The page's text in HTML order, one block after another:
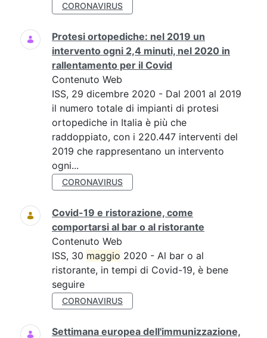
CORONAVIRUS
Protesi ortopediche: nel 2019 un
intervento ogni 2,4 minuti, nel 2020 in
rallentamento per il Covid
Contenuto Web
ISS, 29 dicembre 2020 - Dal 2001 al 2019
il numero totale di impianti di protesi
ortopediche in Italia è più che
raddoppiato, con i 220.447 interventi del
2019 che rappresentano un intervento
ogni...
CORONAVIRUS
Covid-19 e ristorazione, come
comportarsi al bar o al ristorante
Contenuto Web
ISS, 30 maggio 2020 - Al bar o al
ristorante, in tempi di Covid-19, è bene
seguire
CORONAVIRUS
Settimana europea dell'immunizzazione,